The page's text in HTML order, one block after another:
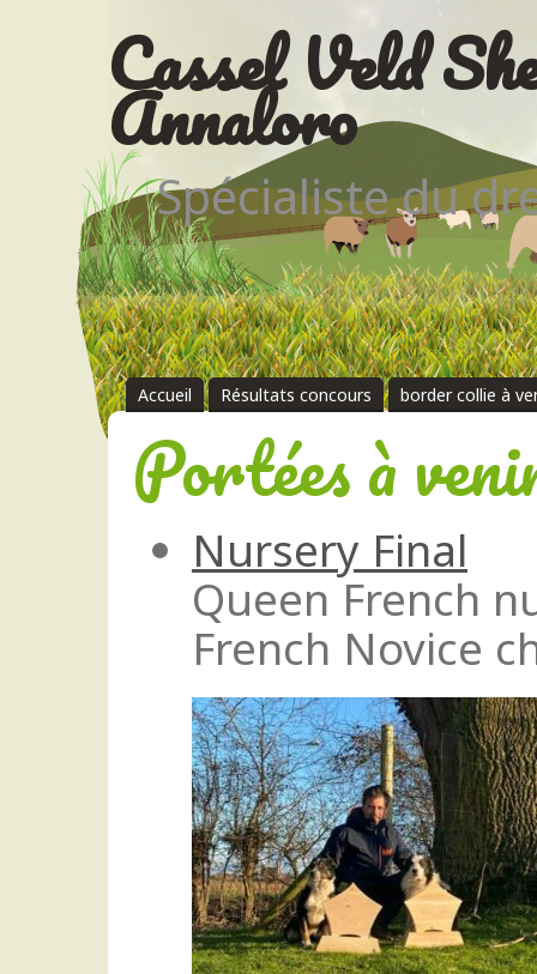
Cassel Veld
Annaloro
Spécialiste du
Accueil Résultats concours border collie à
Portées à
Nursery Final
Queen French
French Novice